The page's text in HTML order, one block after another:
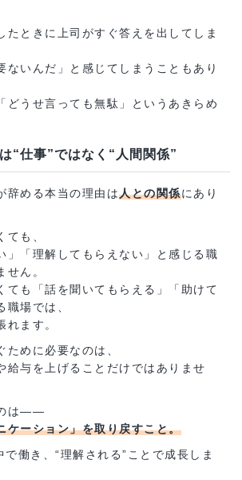
たときに上司がすぐ答えを出してしま
ないんだ」と感じてしまうこともあり
どうせ言っても無駄」というあきらめ
“仕事”ではなく“人間関係”
辞める本当の理由は人との関係にあり
ても、
」「理解してもらえない」と感じる職
せん。
ても「話を聞いてもらえる」「助けて
職場では、
れます。
めに必要なのは、
給与を上げることだけではありませ
は――
ケーション」を取り戻すこと。
で働き、“理解される”ことで成長しま